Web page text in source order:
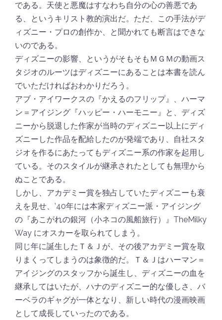
である。天使と悪魔はすなわち自分の心の善悪であ
る、というキリスト教的演出だ。ただ、この手法がデ
ィズニー・プロの創作か、と聞かれても断言はできな
いのである。
ディズニーの影響、というがそもそもＭＧＭの動画ス
タジオのルーツはディズニーにあることは本書を読ん
でいただければおわかりだろう。
アブ・アイワークスの『かえるのフリップ』、ハーマ
ン＝アイジング『ハッピー・ハーモニー』と、ディズ
ニーから脱退した作家が当時のディズニー以上にディ
ズニーした作品を配給したのが発端であり、自社スタ
ジオを作るにあたってもディズニー系の作家を起用し
ている。そのスタイルが継承されたとしても無理から
ぬことである。
しかし、アカデミー賞を独占していたディズニーも衰
えを見せ、’40年には本家ディズニー派・アイジング
の『あこがれの銀河（小ネコの風船旅行）』TheMilky
Way にオスカーを取られてしまう。
同じ年に誕生したＴ＆Ｊが、その後アカデミー賞を取
りまくってしまうのは象徴的だ。Ｔ＆Ｊはハーマン＝
アイジングのスタッフから誕生し、ディズニーの血を
継承してはいたが、ハナのディズニー的な優しさ、バ
ーベラのギャグが一体となり、新しい時代の漫画映画
として成長していったのである。